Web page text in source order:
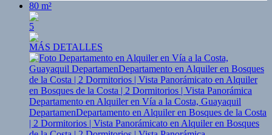
80 m²
5
MÁS DETALLES
Departamento en Alquiler en Vía a la Costa, Guayaquil
DepartamenDepartamento en Alquiler en Bosques de la Costa
| 2 Dormitorios | Vista Panorámicato en Alquiler en Bosques